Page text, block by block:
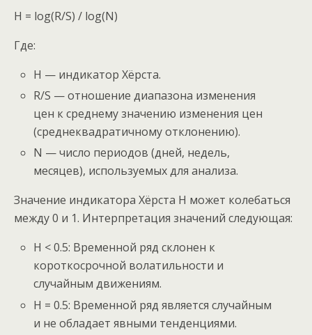
H = log(R/S) / log(N)
Где:
H — индикатор Хёрста.
R/S — отношение диапазона изменения
цен к среднему значению изменения цен
(среднеквадратичному отклонению).
N — число периодов (дней, недель,
месяцев), используемых для анализа.
Значение индикатора Хёрста H может колебаться
между 0 и 1. Интерпретация значений следующая:
H < 0.5: Временной ряд склонен к
короткосрочной волатильности и
случайным движениям.
H = 0.5: Временной ряд является случайным
и не обладает явными тенденциями.